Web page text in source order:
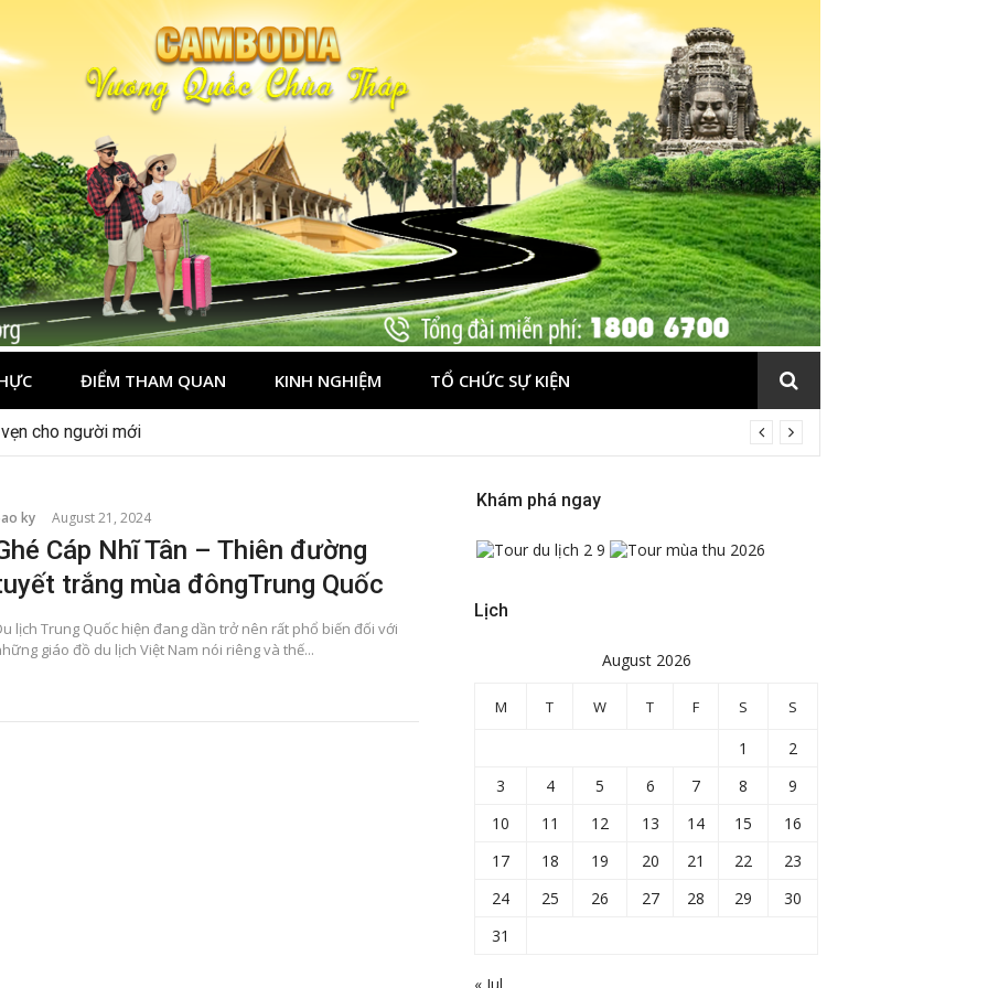
ĐIỂM THAM QUAN KINH NGHIỆM TỔ CHỨC SỰ KIỆN
cho người mới
ky August 21, 2024
Cáp Nhĩ Tân – Thiên đường
trắng mùa đôngTrung Quốc
lịch Trung Quốc hiện đang dần trở nên rất phổ biến đối với
giáo đồ du lịch Việt Nam nói riêng và thế...
Khám phá ngay
Lịch
August 2026
M T W T F S S
1
2
3
4 5 6 7 8
9
10
11 12 13 14 15
16
17
18 19 20 21 22
23
24
25 26 27 28 29
30
31